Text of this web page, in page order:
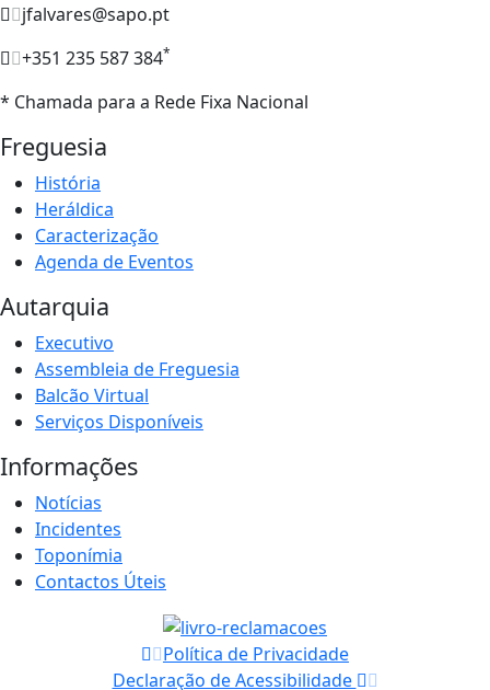
jfalvares@sapo.pt
+351 235 587 384*
* Chamada para a Rede Fixa Nacional
Freguesia
História
Heráldica
Caracterização
Agenda de Eventos
Autarquia
Executivo
Assembleia de Freguesia
Balcão Virtual
Serviços Disponíveis
Informações
Notícias
Incidentes
Toponímia
Contactos Úteis
Política de Privacidade
Declaração de Acessibilidade